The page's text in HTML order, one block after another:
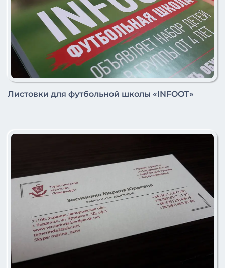
Листовки для футбольной школы «INFOOT»